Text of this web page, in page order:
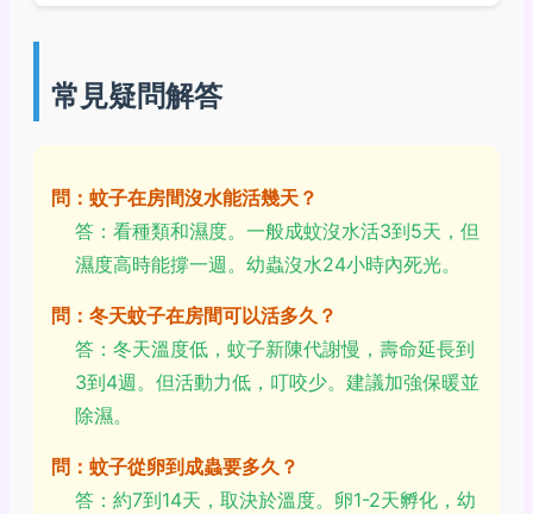
常見疑問解答
問：蚊子在房間沒水能活幾天？
答：看種類和濕度。一般成蚊沒水活3到5天，但
濕度高時能撐一週。幼蟲沒水24小時內死光。
問：冬天蚊子在房間可以活多久？
答：冬天溫度低，蚊子新陳代謝慢，壽命延長到
3到4週。但活動力低，叮咬少。建議加強保暖並
除濕。
問：蚊子從卵到成蟲要多久？
答：約7到14天，取決於溫度。卵1-2天孵化，幼